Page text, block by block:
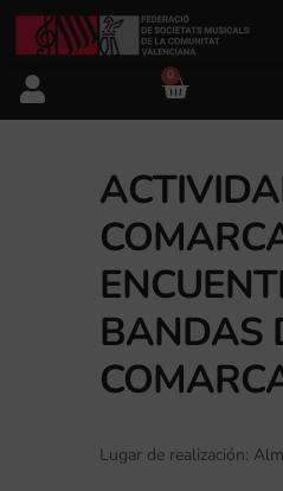
FSMCV
Áreas de gestión
Área educativa
Área artística
0
BANDAS
Lugar de realización: